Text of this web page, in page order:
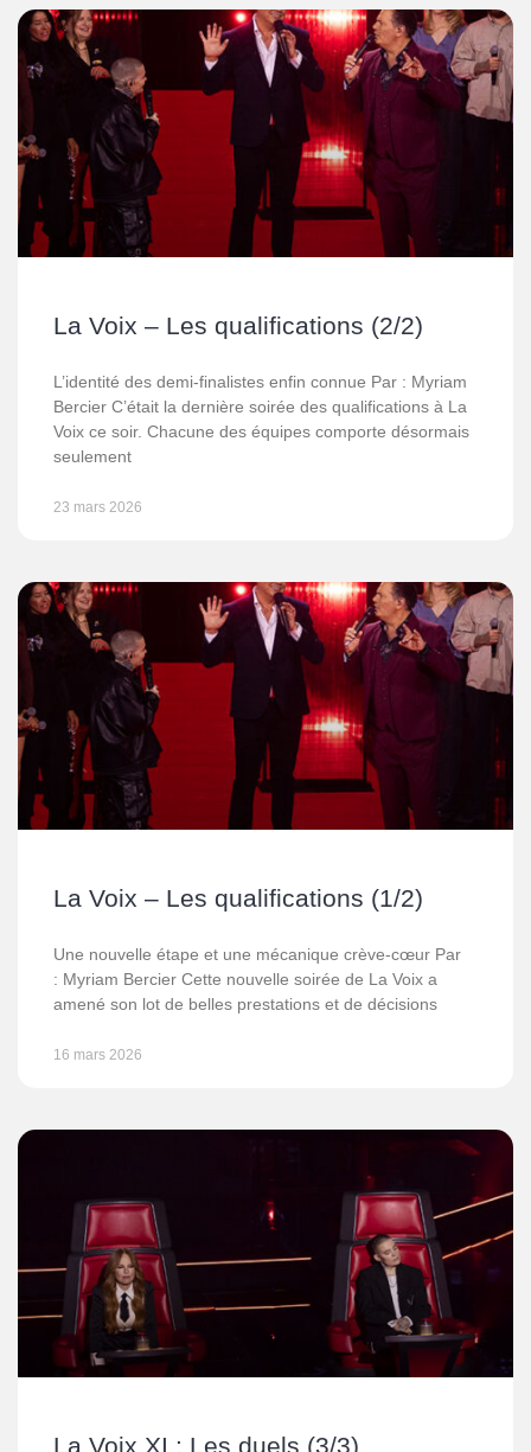
La Voix – Les qualifications (2/2)
L’identité des demi-finalistes enfin connue Par : Myriam
Bercier C’était la dernière soirée des qualifications à La
Voix ce soir. Chacune des équipes comporte désormais
seulement
23 mars 2026
La Voix – Les qualifications (1/2)
Une nouvelle étape et une mécanique crève-cœur Par
: Myriam Bercier Cette nouvelle soirée de La Voix a
amené son lot de belles prestations et de décisions
16 mars 2026
La Voix XI : Les duels (3/3)